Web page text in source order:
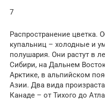
7
Распространение цветка.
купальниц – холодные и
полушария. Они растут в
Сибири, на Дальнем
Арктике, в альпийском
Азии. Два вида
Канаде – от Тихого до